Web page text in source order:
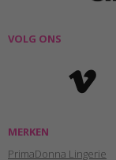
VOLG ONS
MERKEN
PrimaDonna Lingerie